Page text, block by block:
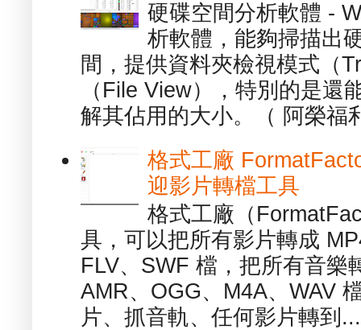
硬碟空間分析軟體 -
析軟體，能夠掃描出
間，提供資料夾檢視模式（
（File View），特別的是還
解其佔用的大小。（ 阿榮福
格式工廠
迎影片轉檔工具
格式工廠（
具，可以把所有影片轉成
FLV、SWF 檔，把所有音樂
AMR、OGG、M4A、WAV
片、抓音軌、任何影片轉到...